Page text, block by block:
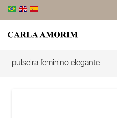
pulseira feminino elegante